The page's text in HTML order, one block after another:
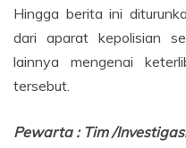
Hingga berita ini
dari aparat kepolisian
lainnya mengenai
tersebut.
Pewarta : Tim /